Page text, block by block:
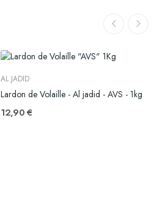
AL JADID
Lardon de Volaille - Al jadid - AVS - 1kg
12,90 €